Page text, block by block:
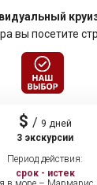
вы посетите
$ / 9 дней
3 экскурсии
Период действия:
срок - истек